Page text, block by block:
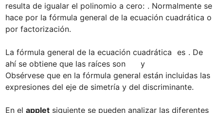
resulta de igualar el polinomio a cero: . Normalmente se
hace por la fórmula general de la ecuación cuadrática o
por factorización.
La fórmula general de la ecuación cuadrática es . De
ahí se obtiene que las raíces son
    y
Obsérvese que en la fórmula general están incluidas las
expresiones del eje de simetría y del discriminante.
En el applet siguiente se pueden analizar las diferentes